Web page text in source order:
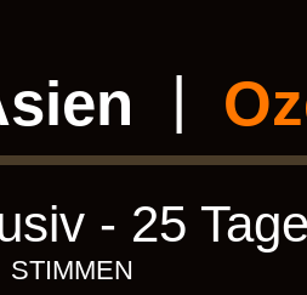
- 25 Tage
STIMMEN